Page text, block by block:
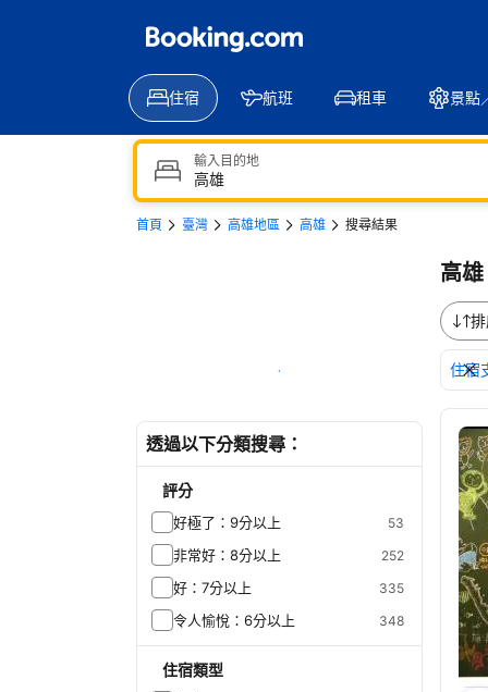
住宿 航班 租車 景點
輸入目的地
首頁 臺灣 高雄地區 高雄 搜尋結果
於地圖上顯示
透過以下分類搜尋：
評分
好極了：9分以上 53
非常好：8分以上 252
好：7分以上 335
令人愉悅：6分以上 348
住宿類型
高
住宿
瀏